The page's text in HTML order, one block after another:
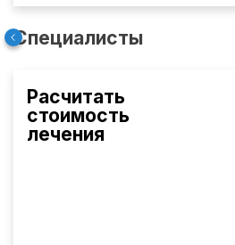
Специалисты
Расчитать
стоимость
лечения